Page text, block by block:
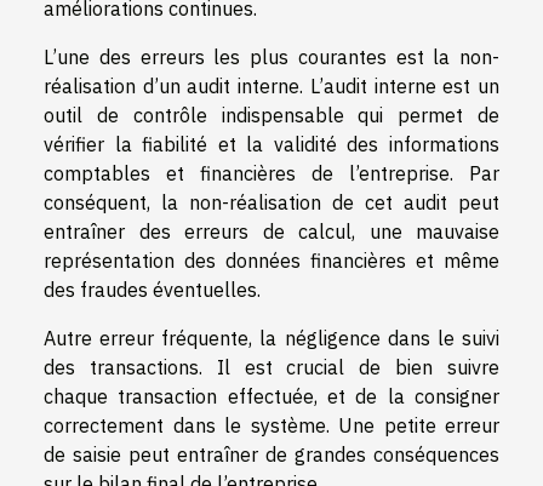
améliorations continues.
L’une des erreurs les plus courantes est la non-
réalisation d’un audit interne. L’audit interne est un
outil de contrôle indispensable qui permet de
vérifier la fiabilité et la validité des informations
comptables et financières de l’entreprise. Par
conséquent, la non-réalisation de cet audit peut
entraîner des erreurs de calcul, une mauvaise
représentation des données financières et même
des fraudes éventuelles.
Autre erreur fréquente, la négligence dans le suivi
des transactions. Il est crucial de bien suivre
chaque transaction effectuée, et de la consigner
correctement dans le système. Une petite erreur
de saisie peut entraîner de grandes conséquences